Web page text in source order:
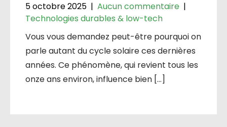
5 octobre 2025 | Aucun commentaire |
Technologies durables & low-tech
Vous vous demandez peut-être pourquoi on
parle autant du cycle solaire ces dernières
années. Ce phénomène, qui revient tous les
onze ans environ, influence bien […]